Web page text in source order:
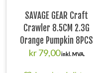
SAVAGE GEAR Craft
Crawler 8.5CM 2.3G
Orange Pumpkin 8PCS
kr79,00inkl. MVA.